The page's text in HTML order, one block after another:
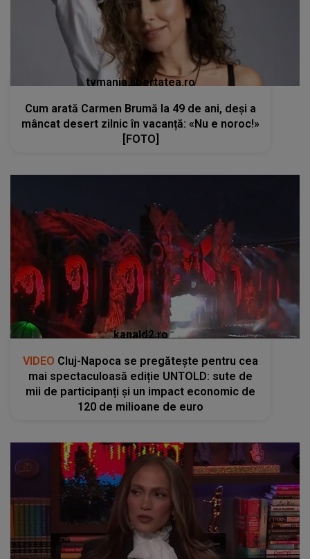
tvmania.libertatea.ro
Cum arată Carmen Brumă la 49 de ani, deși a
mâncat desert zilnic în vacanță: «Nu e noroc!»
[FOTO]
kanald2.ro
VIDEO Cluj-Napoca se pregătește pentru cea
mai spectaculoasă ediție UNTOLD: sute de
mii de participanți și un impact economic de
120 de milioane de euro